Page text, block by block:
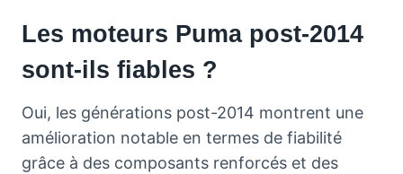
Les moteurs Puma post-2014
sont-ils fiables ?
Oui, les générations post-2014 montrent une
amélioration notable en termes de fiabilité
grâce à des composants renforcés et des